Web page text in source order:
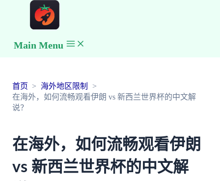
Main Menu
首页
海外地区限制
在海外，如何流畅观看伊朗 vs 新西兰世界杯的中文解
说？
在海外，如何流畅观看伊朗
vs 新西兰世界杯的中文解